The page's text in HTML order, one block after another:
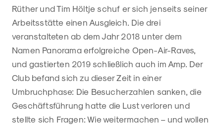
Rüther und Tim Höltje schuf er sich jenseits seiner
Arbeitsstätte einen Ausgleich. Die drei
veranstalteten ab dem Jahr 2018 unter dem
Namen Panorama erfolgreiche Open-Air-Raves,
und gastierten 2019 schließlich auch im Amp. Der
Club befand sich zu dieser Zeit in einer
Umbruchphase: Die Besucherzahlen sanken, die
Geschäftsführung hatte die Lust verloren und
stellte sich Fragen: Wie weitermachen – und wollen